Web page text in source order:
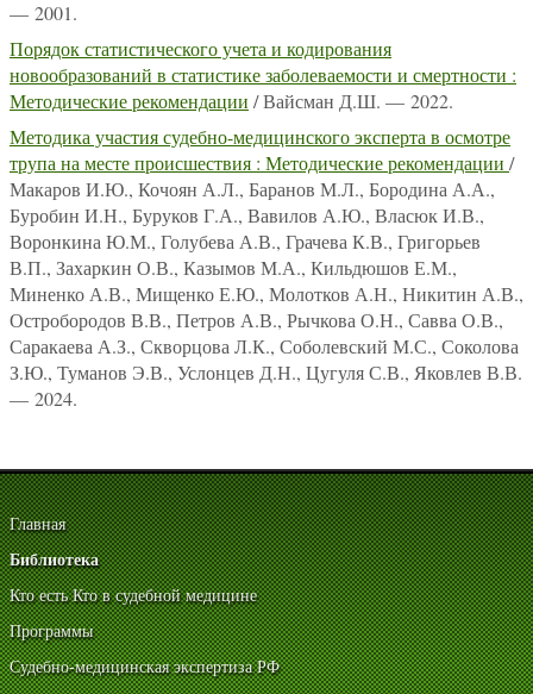
— 2001.
Порядок статистического учета и кодирования
новообразований в статистике заболеваемости и смертности :
Методические рекомендации / Вайсман Д.Ш. — 2022.
Методика участия судебно-медицинского эксперта в осмотре
трупа на месте происшествия : Методические рекомендации /
Макаров И.Ю., Кочоян А.Л., Баранов М.Л., Бородина А.А.,
Буробин И.Н., Буруков Г.А., Вавилов А.Ю., Власюк И.В.,
Воронкина Ю.М., Голубева А.В., Грачева К.В., Григорьев
В.П., Захаркин О.В., Казымов М.А., Кильдюшов Е.М.,
Миненко А.В., Мищенко Е.Ю., Молотков А.Н., Никитин А.В.,
Остробородов В.В., Петров А.В., Рычкова О.Н., Савва О.В.,
Саракаева А.З., Скворцова Л.К., Соболевский М.С., Соколова
З.Ю., Туманов Э.В., Услонцев Д.Н., Цугуля С.В., Яковлев В.В.
— 2024.
Главная
Библиотека
Кто есть Кто в судебной медицине
Программы
Судебно-медицинская экспертиза РФ